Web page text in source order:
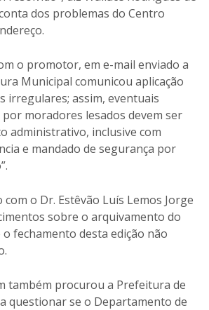
moradores lesados devem ser
administrativo, inclusive com
o Dr. Estêvão Luís Lemos Jorge
sobre o arquivamento do
fechamento desta edição não
questionar se o Departamento de
dos laudos que
bares acima do permitido, se os
estão de acordo com a lei e se
Por meio da assessoria de
informou que “até o momento